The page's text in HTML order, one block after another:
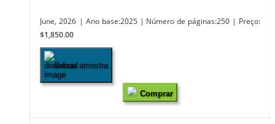
June, 2026 | Ano base:2025 | Número de páginas:250 | Preço:
$1,850.00
Baixar amostra
Comprar